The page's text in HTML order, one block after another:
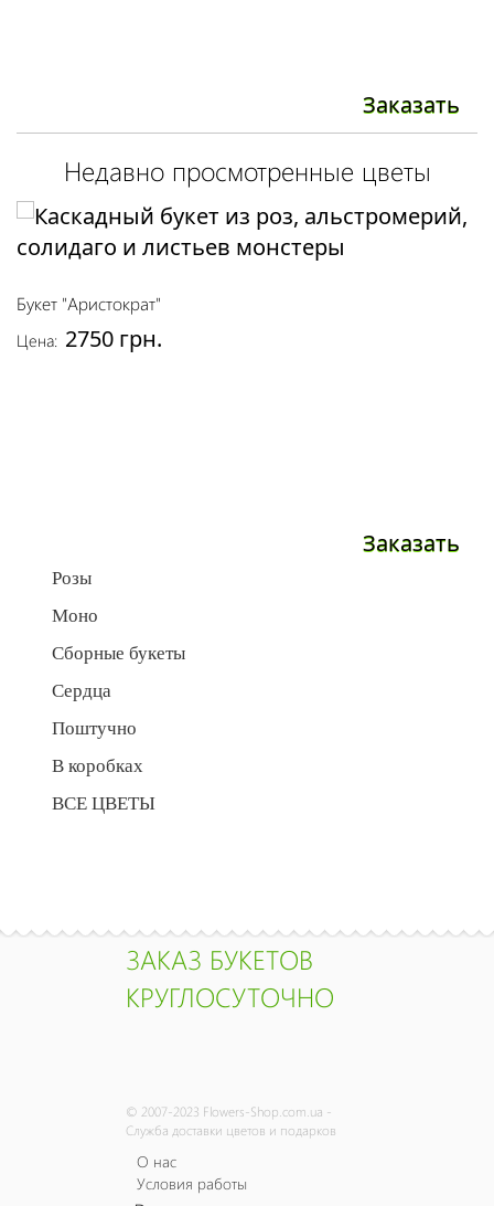
Заказать
Недавно просмотренные цветы
Букет "Аристократ"
Цена: 2750 грн.
Заказать
Розы
Моно
Сборные букеты
Сердца
Поштучно
В коробках
ВСЕ ЦВЕТЫ
ЗАКАЗ БУКЕТОВ
КРУГЛОСУТОЧНО
© 2007-2023 Flowers-Shop.com.ua -
Служба доставки цветов и подарков
О нас
Условия работы